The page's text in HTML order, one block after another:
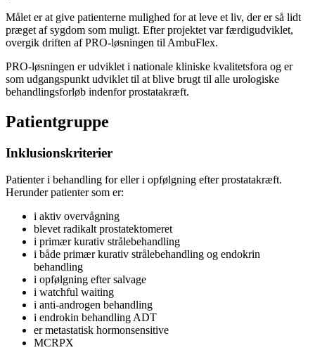
Målet er at give patienterne mulighed for at leve et liv, der er så lidt
præget af sygdom som muligt. Efter projektet var færdigudviklet,
overgik driften af PRO-løsningen til AmbuFlex.
PRO-løsningen er udviklet i nationale kliniske kvalitetsfora og er
som udgangspunkt udviklet til at blive brugt til alle urologiske
behandlingsforløb indenfor prostatakræft.
Patientgruppe
Inklusionskriterier
Patienter i behandling for eller i opfølgning efter prostatakræft.
Herunder patienter som er:
i aktiv overvågning
blevet radikalt prostatektomeret
i primær kurativ strålebehandling
i både primær kurativ strålebehandling og endokrin
behandling
i opfølgning efter salvage
i watchful waiting
i anti-androgen behandling
i endrokin behandling ADT
er metastatisk hormonsensitive
MCRPX